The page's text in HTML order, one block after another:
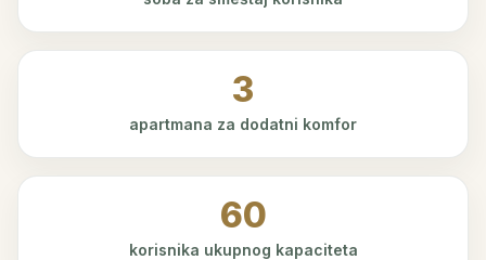
3
apartmana za dodatni komfor
60
korisnika ukupnog kapaciteta